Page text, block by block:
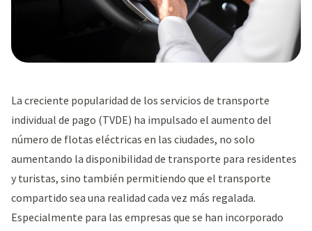
La creciente popularidad de los servicios de transporte
individual de pago (TVDE) ha impulsado el aumento del
número de flotas eléctricas en las ciudades, no solo
aumentando la disponibilidad de transporte para residentes
y turistas, sino también permitiendo que el transporte
compartido sea una realidad cada vez más regalada.
Especialmente para las empresas que se han incorporado